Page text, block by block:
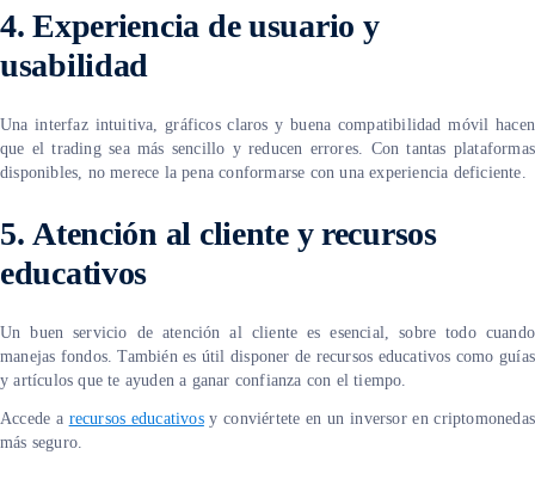
4. Experiencia de usuario y
usabilidad
Una interfaz intuitiva, gráficos claros y buena compatibilidad móvil hacen
que el trading sea más sencillo y reducen errores. Con tantas plataformas
disponibles, no merece la pena conformarse con una experiencia deficiente.
5. Atención al cliente y recursos
educativos
Un buen servicio de atención al cliente es esencial, sobre todo cuando
manejas fondos. También es útil disponer de recursos educativos como guías
y artículos que te ayuden a ganar confianza con el tiempo.
Accede a recursos educativosy conviértete en un inversor en criptomonedas
más seguro.